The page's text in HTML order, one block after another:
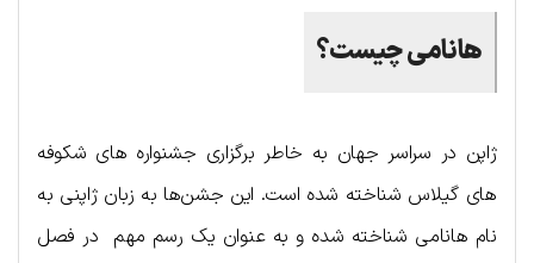
هانامی چیست؟
ژاپن در سراسر جهان به خاطر برگزاری جشنواره ‌های شکوفه
های گیلاس شناخته شده است. این جشن‌ها به زبان ژاپنی به
نام هانامی شناخته شده و به عنوان یک رسم مهم در فصل